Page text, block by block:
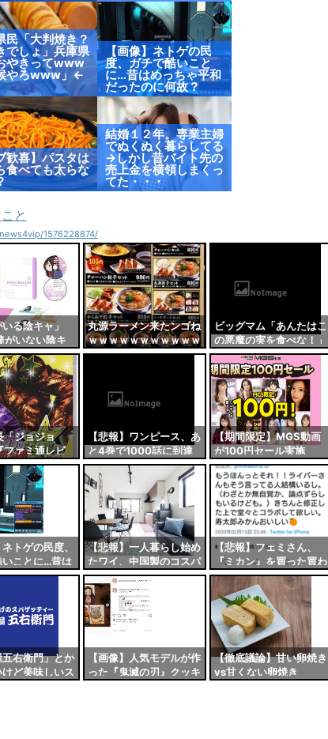
民「大判焼き？
でしょ」兵庫県
やきってwww
やろwww」←
【画像】ネトゲの民
度、ガチで酷いこと
に…昔はめっちゃ平和
だったのに何故？
歓喜】パスタは
食べても太らな
結婚１２年。専業主婦
でぬくぬく暮らしてる
→しかし昔バイト先の
売上金を横領しまくっ
てた・・・
と
1576228874/
いる陰キャ」
がいない陰キ
『差』ってど
や？
丸源ラーメン来たンゴね
ｗｗｗｗｗｗｗｗｗｗｗ
ｗ
ビッグマム「あんたはこ
の悪魔の実を食べな！」
クラッカー「叩けばビス
ケットが増える能力
か…」
「ジョジョ
ファミ通レビ
に文句を言う
鹿は無視す
【悲報】ワンピース、あ
と4巻で1000話に到達
する模様
【期間限定】MGS動画
が100円セール実施
中！！とりあえず全部買
うやろｗｗｗｗｗ
ネトゲの民度、
いことに…昔は
和だったのに
【悲報】一人暮らし始め
たワイ、中国製のコスパ
神過ぎて日本製品が消え
るｗｗｗｗｗｗｗｗ
【悲報】フェミさん、
『ミカン』を買った買わ
ないで仲間同士で喧嘩し
てしまう
右衛門」とか
ど美味しいス
【画像】人気モデルが作
った『鬼滅の刃』クッキ
【徹底議論】甘い卵焼き
vs甘くない卵焼き